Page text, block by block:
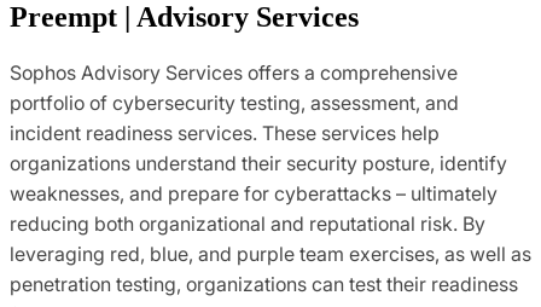
Preempt | Advisory Services
Sophos Advisory Services offers a comprehensive
portfolio of cybersecurity testing, assessment, and
incident readiness services. These services help
organizations understand their security posture, identify
weaknesses, and prepare for cyberattacks – ultimately
reducing both organizational and reputational risk. By
leveraging red, blue, and purple team exercises, as well as
penetration testing, organizations can test their readiness